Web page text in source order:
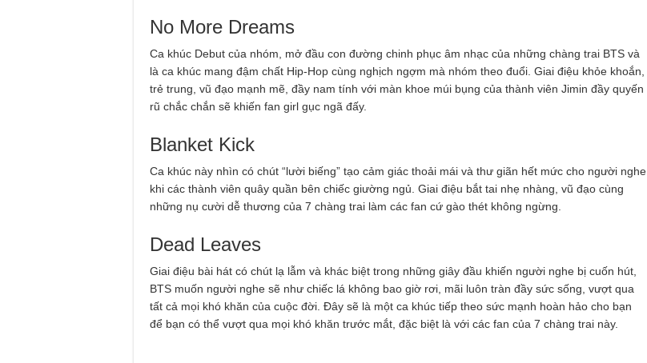
No More Dreams
Ca khúc Debut của nhóm, mở đầu con đường chinh phục âm nhạc của những chàng trai BTS và
là ca khúc mang đậm chất Hip-Hop cùng nghịch ngợm mà nhóm theo đuổi. Giai điệu khỏe khoắn,
trẻ trung, vũ đạo mạnh mẽ, đầy nam tính với màn khoe múi bụng của thành viên Jimin đầy quyến
rũ chắc chắn sẽ khiến fan girl gục ngã đấy.
Blanket Kick
Ca khúc này nhìn có chút “lười biếng” tạo cảm giác thoải mái và thư giãn hết mức cho người nghe
khi các thành viên quây quần bên chiếc giường ngủ. Giai điệu bắt tai nhẹ nhàng, vũ đạo cùng
những nụ cười dễ thương của 7 chàng trai làm các fan cứ gào thét không ngừng.
Dead Leaves
Giai điệu bài hát có chút lạ lẫm và khác biệt trong những giây đầu khiến người nghe bị cuốn hút,
BTS muốn người nghe sẽ như chiếc lá không bao giờ rơi, mãi luôn tràn đầy sức sống, vượt qua
tất cả mọi khó khăn của cuộc đời. Đây sẽ là một ca khúc tiếp theo sức mạnh hoàn hảo cho bạn
để bạn có thể vượt qua mọi khó khăn trước mắt, đặc biệt là với các fan của 7 chàng trai này.